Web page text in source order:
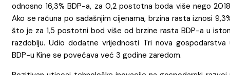
odnosno 16,3% BDP-a, za 0,2 postotna boda više nego
Ako se računa po sadašnjim cijenama, brzina rasta iznosi
što je za 1,5 postotni bod više od brzine rasta BDP-a u
razdoblju. Udio dodatne vrijednosti Tri nova gospodarstva
BDP-u Kine se povećava već 3 godine zaredom.